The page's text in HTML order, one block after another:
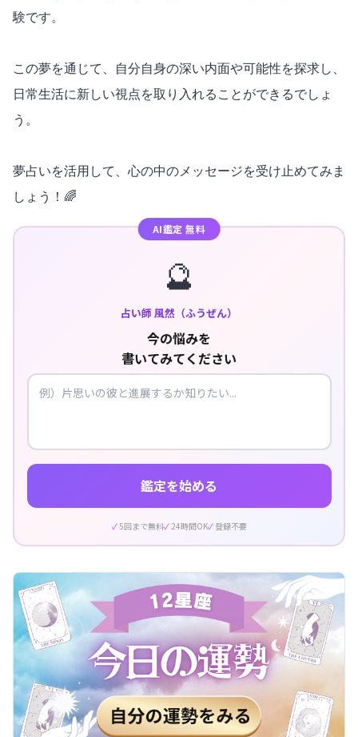
験です。
この夢を通じて、自分自身の深い内面や可能性を探求し、
日常生活に新しい視点を取り入れることができるでしょ
う。
夢占いを活用して、心の中のメッセージを受け止めてみま
しょう！🌈
AI鑑定 無料
🔮
占い師 風然（ふうぜん）
今の悩みを
書いてみてください
鑑定を始める
5回まで無料 24時間OK 登録不要